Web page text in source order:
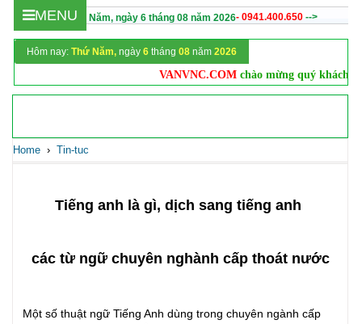
Hôm nay :Thứ Năm, ngày 6tháng08năm 2026- 0941.400.650 -->
MENU
Hôm nay: Thứ Năm, ngày 6tháng 08năm 2026
VANVNC.COMchào mừng quý khách
Home › Tin-tuc
Tiếng anh là gì, dịch sang tiếng anh
các từ ngữ chuyên nghành cấp thoát nước
Một số thuật ngữ Tiếng Anh dùng trong chuyên ngành cấp